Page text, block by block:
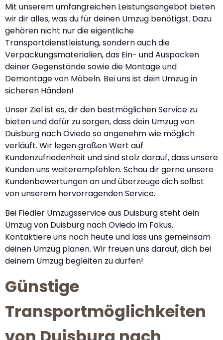
Mit unserem umfangreichen Leistungsangebot bieten
wir dir alles, was du für deinen Umzug benötigst. Dazu
gehören nicht nur die eigentliche
Transportdienstleistung, sondern auch die
Verpackungsmaterialien, das Ein- und Auspacken
deiner Gegenstände sowie die Montage und
Demontage von Möbeln. Bei uns ist dein Umzug in
sicheren Händen!
Unser Ziel ist es, dir den bestmöglichen Service zu
bieten und dafür zu sorgen, dass dein Umzug von
Duisburg nach Oviedo so angenehm wie möglich
verläuft. Wir legen großen Wert auf
Kundenzufriedenheit und sind stolz darauf, dass unsere
Kunden uns weiterempfehlen. Schau dir gerne unsere
Kundenbewertungen an und überzeuge dich selbst
von unserem hervorragenden Service.
Bei Fiedler Umzugsservice aus Duisburg steht dein
Umzug von Duisburg nach Oviedo im Fokus.
Kontaktiere uns noch heute und lass uns gemeinsam
deinen Umzug planen. Wir freuen uns darauf, dich bei
deinem Umzug begleiten zu dürfen!
Günstige
Transportmöglichkeiten